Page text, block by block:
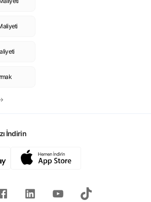
İndirin
LinkedinYoutubeTiktok